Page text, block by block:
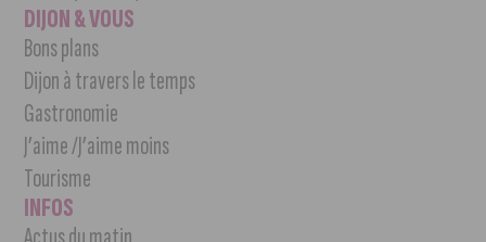
DIJON & VOUS
Bons plans
Dijon à travers le temps
Gastronomie
J’aime /J’aime moins
Tourisme
INFOS